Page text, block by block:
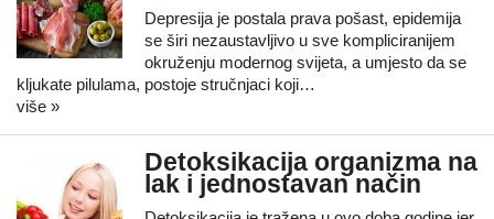
Depresija je postala prava pošast, epidemija
se širi nezaustavljivo u sve kompliciranijem
okruženju modernog svijeta, a umjesto da se
kljukate pilulama, postoje stručnjaci koji…
više »
Detoksikacija organizma na
lak i jednostavan način